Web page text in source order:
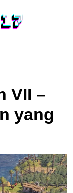
VII –
yang